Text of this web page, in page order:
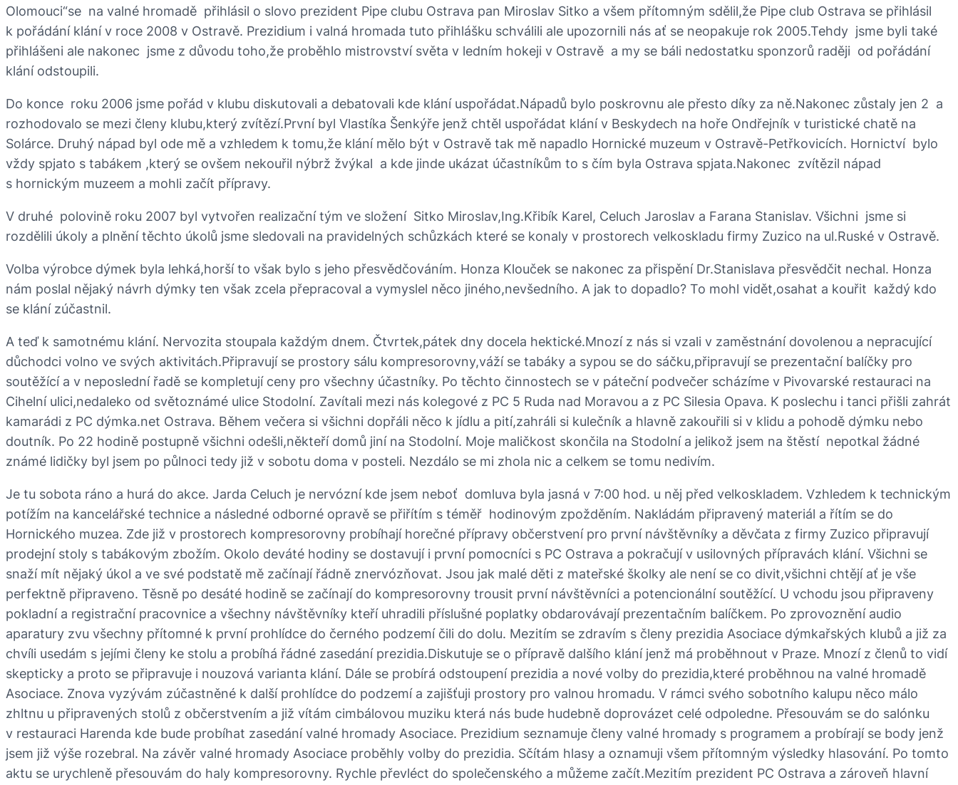
Olomouci“se na valné hromadě přihlásil o slovo prezident Pipe clubu Ostrava pan Miroslav Sitko a všem přítomným sdělil,že Pipe club Ostrava se přihlásil
k pořádání klání v roce 2008 v Ostravě. Prezidium i valná hromada tuto přihlášku schválili ale upozornili nás ať se neopakuje rok 2005.Tehdy jsme byli také
přihlášeni ale nakonec jsme z důvodu toho,že proběhlo mistrovství světa v ledním hokeji v Ostravě a my se báli nedostatku sponzorů raději od pořádání
klání odstoupili.
Do konce roku 2006 jsme pořád v klubu diskutovali a debatovali kde klání uspořádat.Nápadů bylo poskrovnu ale přesto díky za ně.Nakonec zůstaly jen 2 a
rozhodovalo se mezi členy klubu,který zvítězí.První byl Vlastíka Šenkýře jenž chtěl uspořádat klání v Beskydech na hoře Ondřejník v turistické chatě na
Solárce. Druhý nápad byl ode mě a vzhledem k tomu,že klání mělo být v Ostravě tak mě napadlo Hornické muzeum v Ostravě-Petřkovicích. Hornictví bylo
vždy spjato s tabákem ,který se ovšem nekouřil nýbrž žvýkal a kde jinde ukázat účastníkům to s čím byla Ostrava spjata.Nakonec zvítězil nápad
s hornickým muzeem a mohli začít přípravy.
V druhé polovině roku 2007 byl vytvořen realizační tým ve složení Sitko Miroslav,Ing.Křibík Karel, Celuch Jaroslav a Farana Stanislav. Všichni jsme si
rozdělili úkoly a plnění těchto úkolů jsme sledovali na pravidelných schůzkách které se konaly v prostorech velkoskladu firmy Zuzico na ul.Ruské v Ostravě.
Volba výrobce dýmek byla lehká,horší to však bylo s jeho přesvědčováním. Honza Klouček se nakonec za přispění Dr.Stanislava přesvědčit nechal. Honza
nám poslal nějaký návrh dýmky ten však zcela přepracoval a vymyslel něco jiného,nevšedního. A jak to dopadlo? To mohl vidět,osahat a kouřit každý kdo
se klání zúčastnil.
A teď k samotnému klání. Nervozita stoupala každým dnem. Čtvrtek,pátek dny docela hektické.Mnozí z nás si vzali v zaměstnání dovolenou a nepracující
důchodci volno ve svých aktivitách.Připravují se prostory sálu kompresorovny,váží se tabáky a sypou se do sáčku,připravují se prezentační balíčky pro
soutěžící a v neposlední řadě se kompletují ceny pro všechny účastníky. Po těchto činnostech se v páteční podvečer scházíme v Pivovarské restauraci na
Cihelní ulici,nedaleko od světoznámé ulice Stodolní. Zavítali mezi nás kolegové z PC 5 Ruda nad Moravou a z PC Silesia Opava. K poslechu i tanci přišli zahrát
kamarádi z PC dýmka.net Ostrava. Během večera si všichni dopřáli něco k jídlu a pití,zahráli si kulečník a hlavně zakouřili si v klidu a pohodě dýmku nebo
doutník. Po 22 hodině postupně všichni odešli,někteří domů jiní na Stodolní. Moje maličkost skončila na Stodolní a jelikož jsem na štěstí nepotkal žádné
známé lidičky byl jsem po půlnoci tedy již v sobotu doma v posteli. Nezdálo se mi zhola nic a celkem se tomu nedivím.
Je tu sobota ráno a hurá do akce. Jarda Celuch je nervózní kde jsem neboť domluva byla jasná v 7:00 hod. u něj před velkoskladem. Vzhledem k technickým
potížím na kancelářské technice a následné odborné opravě se přiřítím s téměř hodinovým zpožděním. Nakládám připravený materiál a řítím se do
Hornického muzea. Zde již v prostorech kompresorovny probíhají horečné přípravy občerstvení pro první návštěvníky a děvčata z firmy Zuzico připravují
prodejní stoly s tabákovým zbožím. Okolo deváté hodiny se dostavují i první pomocníci s PC Ostrava a pokračují v usilovných přípravách klání. Všichni se
snaží mít nějaký úkol a ve své podstatě mě začínají řádně znervózňovat. Jsou jak malé děti z mateřské školky ale není se co divit,všichni chtějí ať je vše
perfektně připraveno. Těsně po desáté hodině se začínají do kompresorovny trousit první návštěvníci a potencionální soutěžící. U vchodu jsou připraveny
pokladní a registrační pracovnice a všechny návštěvníky kteří uhradili příslušné poplatky obdarovávají prezentačním balíčkem. Po zprovoznění audio
aparatury zvu všechny přítomné k první prohlídce do černého podzemí čili do dolu. Mezitím se zdravím s členy prezidia Asociace dýmkařských klubů a již za
chvíli usedám s jejími členy ke stolu a probíhá řádné zasedání prezidia.Diskutuje se o přípravě dalšího klání jenž má proběhnout v Praze. Mnozí z členů to vidí
skepticky a proto se připravuje i nouzová varianta klání. Dále se probírá odstoupení prezidia a nové volby do prezidia,které proběhnou na valné hromadě
Asociace. Znova vyzývám zúčastněné k další prohlídce do podzemí a zajišťuji prostory pro valnou hromadu. V rámci svého sobotního kalupu něco málo
zhltnu u připravených stolů z občerstvením a již vítám cimbálovou muziku která nás bude hudebně doprovázet celé odpoledne. Přesouvám se do salónku
v restauraci Harenda kde bude probíhat zasedání valné hromady Asociace. Prezidium seznamuje členy valné hromady s programem a probírají se body jenž
jsem již výše rozebral. Na závěr valné hromady Asociace proběhly volby do prezidia. Sčítám hlasy a oznamuji všem přítomným výsledky hlasování. Po tomto
aktu se urychleně přesouvám do haly kompresorovny. Rychle převléct do společenského a můžeme začít.Mezitím prezident PC Ostrava a zároveň hlavní